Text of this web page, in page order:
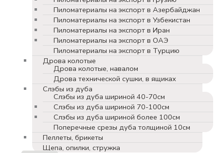
Пиломатериалы на экспорт в Азербайджан
Пиломатериалы на экспорт в Узбекистан
Пиломатериалы на экспорт в Иран
Пиломатериалы на экспорт в ОАЭ
Пиломатериалы на экспорт в Турцию
Дрова колотые
Дрова колотые, навалом
Дрова технической сушки, в ящиках
Слэбы из дуба
Слэбы из дуба шириной 40-70см
Слэбы из дуба шириной 70-100см
Слэбы из дуба шириной более 100см
Поперечные срезы дуба толщиной 10см
Пеллеты, брикеты
Щепа, опилки, стружка